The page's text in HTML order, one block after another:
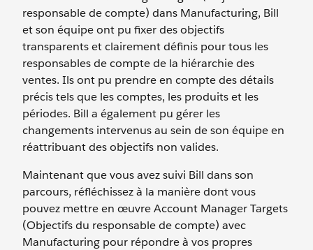
responsable de compte) dans Manufacturing, Bill
et son équipe ont pu fixer des objectifs
transparents et clairement définis pour tous les
responsables de compte de la hiérarchie des
ventes. Ils ont pu prendre en compte des détails
précis tels que les comptes, les produits et les
périodes. Bill a également pu gérer les
changements intervenus au sein de son équipe en
réattribuant des objectifs non valides.
Maintenant que vous avez suivi Bill dans son
parcours, réfléchissez à la manière dont vous
pouvez mettre en œuvre Account Manager Targets
(Objectifs du responsable de compte) avec
Manufacturing pour répondre à vos propres